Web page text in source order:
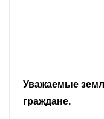
Уважаемые
граждане.